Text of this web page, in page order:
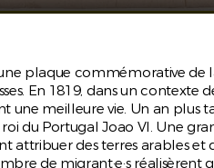
plaque commémorative de
En 1819, dans un contexte
une meilleure vie. Un an plus
du Portugal Joao VI. Une
attribuer des terres arables
de migrant·e·s